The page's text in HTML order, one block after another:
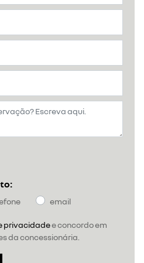
email
privacidadee concordo em
da concessionária.